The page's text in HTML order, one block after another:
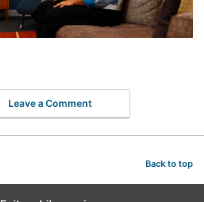
Leave a Comment
Back to top